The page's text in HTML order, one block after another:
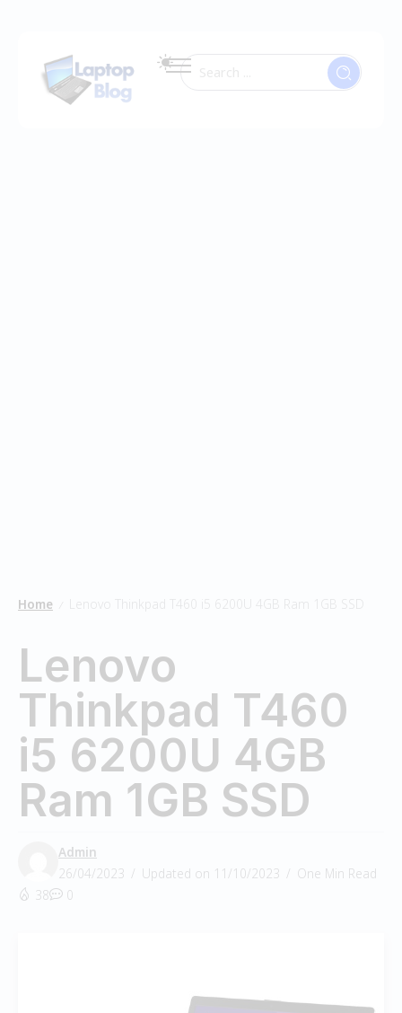
Home Lenovo Thinkpad T460 i5 6200U 4GB Ram 1GB SSD
Lenovo
Thinkpad T460
i5 6200U 4GB
Ram 1GB SSD
Admin
26/04/2023
Updated on 11/10/2023
One Min Read
38
0